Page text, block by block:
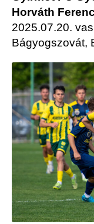
Horváth
2025.07.20.
Bágyogszovát,